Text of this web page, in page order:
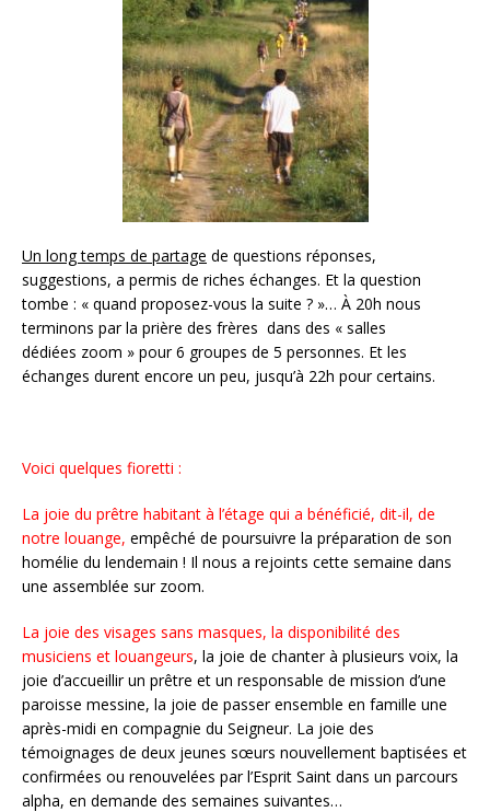
Un long temps de partage de questions réponses,
suggestions, a permis de riches échanges. Et la question
tombe : « quand proposez-vous la suite ? »… À 20h nous
terminons par la prière des frères dans des « salles
dédiées zoom » pour 6 groupes de 5 personnes. Et les
échanges durent encore un peu, jusqu’à 22h pour certains.
Voici quelques fioretti :
La joie du prêtre habitant à l’étage qui a bénéficié, dit-il, de
notre louange, empêché de poursuivre la préparation de son
homélie du lendemain ! Il nous a rejoints cette semaine dans
une assemblée sur zoom.
La joie des visages sans masques, la disponibilité des
musiciens et louangeurs, la joie de chanter à plusieurs voix, la
joie d’accueillir un prêtre et un responsable de mission d’une
paroisse messine, la joie de passer ensemble en famille une
après-midi en compagnie du Seigneur. La joie des
témoignages de deux jeunes sœurs nouvellement baptisées et
confirmées ou renouvelées par l’Esprit Saint dans un parcours
alpha, en demande des semaines suivantes…